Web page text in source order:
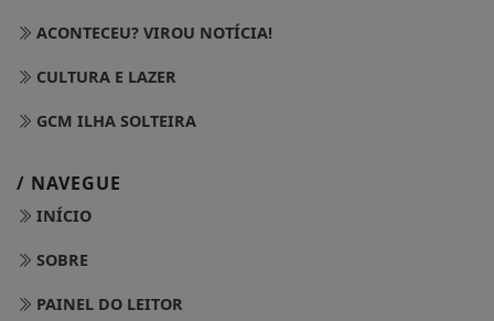
ACONTECEU? VIROU NOTÍCIA!
CULTURA E LAZER
GCM ILHA SOLTEIRA
/ NAVEGUE
INÍCIO
SOBRE
PAINEL DO LEITOR